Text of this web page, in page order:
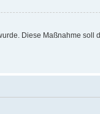
Diese Maßnahme soll